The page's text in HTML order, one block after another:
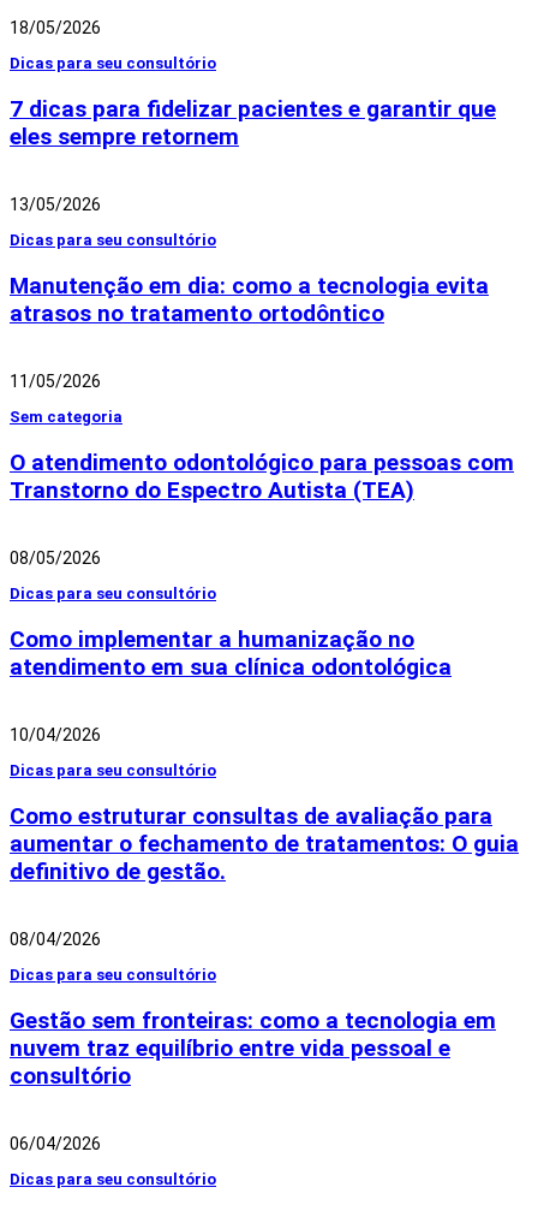
18/05/2026
Dicas para seu consultório
7 dicas para fidelizar pacientes e garantir que
eles sempre retornem
13/05/2026
Dicas para seu consultório
Manutenção em dia: como a tecnologia evita
atrasos no tratamento ortodôntico
11/05/2026
Sem categoria
O atendimento odontológico para pessoas com
Transtorno do Espectro Autista (TEA)
08/05/2026
Dicas para seu consultório
Como implementar a humanização no
atendimento em sua clínica odontológica
10/04/2026
Dicas para seu consultório
Como estruturar consultas de avaliação para
aumentar o fechamento de tratamentos: O guia
definitivo de gestão.
08/04/2026
Dicas para seu consultório
Gestão sem fronteiras: como a tecnologia em
nuvem traz equilíbrio entre vida pessoal e
consultório
06/04/2026
Dicas para seu consultório